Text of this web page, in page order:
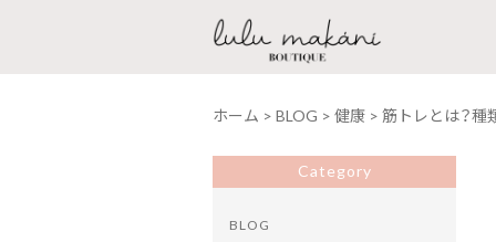
ホーム > BLOG > 健康 > 筋トレとは？種
Category
BLOG